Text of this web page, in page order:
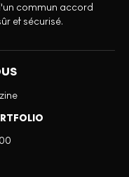
commun accord
et sécurisé.